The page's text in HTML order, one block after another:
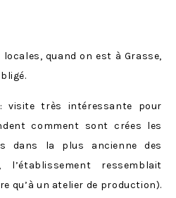
quand on est à Grasse,
visite très intéressante pour
comment sont crées les
dans la plus ancienne des
l’établissement ressemblait
qu’à un atelier de production).